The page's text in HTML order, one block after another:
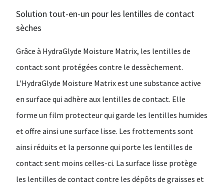
Solution tout-en-un pour les lentilles de contact
sèches
Grâce à HydraGlyde Moisture Matrix, les lentilles de
contact sont protégées contre le dessèchement.
L'HydraGlyde Moisture Matrix est une substance active
en surface qui adhère aux lentilles de contact. Elle
forme un film protecteur qui garde les lentilles humides
et offre ainsi une surface lisse. Les frottements sont
ainsi réduits et la personne qui porte les lentilles de
contact sent moins celles-ci. La surface lisse protège
les lentilles de contact contre les dépôts de graisses et